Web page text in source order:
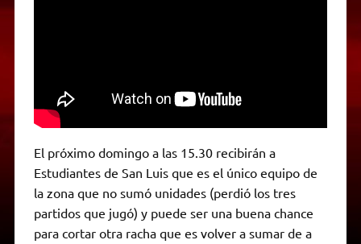
El próximo domingo a las 15.30 recibirán a
Estudiantes de San Luis que es el único equipo de
la zona que no sumó unidades (perdió los tres
partidos que jugó) y puede ser una buena chance
para cortar otra racha que es volver a sumar de a